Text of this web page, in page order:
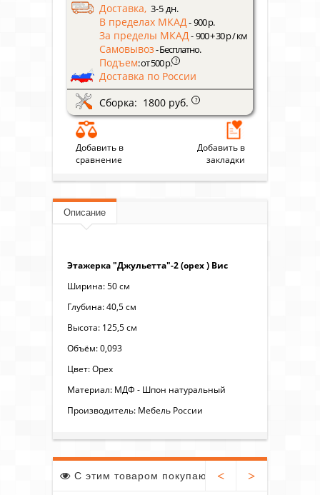
Доставка, 3-5 дн.
В пределах МКАД- 900 р.
За пределы МКАД- 900 + 30 р / км
Самовывоз- Бесплатно.
Подъем: от 500 р. ?
Доставка по России
Сборка: 1800 руб.
?
Добавить в
сравнение
Добавить в
закладки
Описание
Этажерка "Джульетта"-2 (орех ) Вис
Ширина: 50 см
Глубина: 40,5 см
Высота: 125,5 см
Объём: 0,093
Цвет: Орех
Материал: МДФ - Шпон натуральный
Производитель: Мебель России
С этим товаром покупают < >